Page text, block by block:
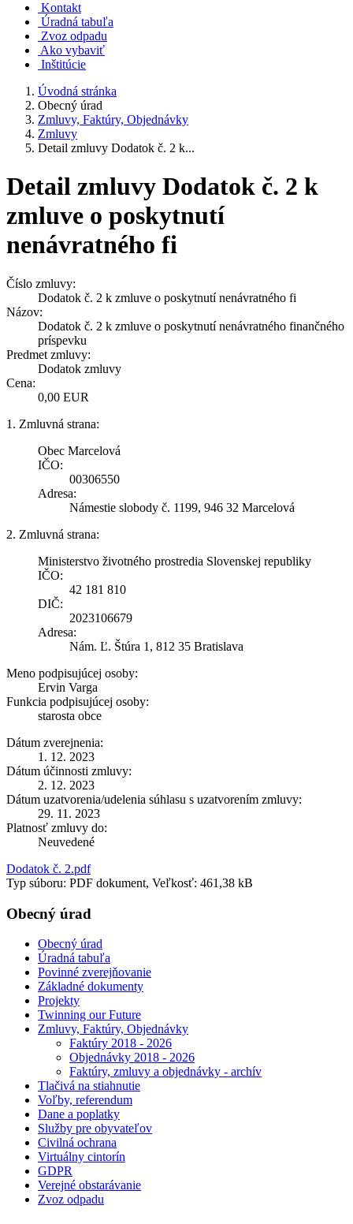
Kontakt
Úradná tabuľa
Zvoz odpadu
Ako vybaviť
Inštitúcie
Úvodná stránka
Obecný úrad
Zmluvy, Faktúry, Objednávky
Zmluvy
Detail zmluvy Dodatok č. 2 k...
Detail zmluvy Dodatok č. 2 k
zmluve o poskytnutí
nenávratného fi
Číslo zmluvy:
Dodatok č. 2 k zmluve o poskytnutí nenávratného fi
Názov:
Dodatok č. 2 k zmluve o poskytnutí nenávratného finančného
príspevku
Predmet zmluvy:
Dodatok zmluvy
Cena:
0,00 EUR
1. Zmluvná strana:
Obec Marcelová
IČO:
00306550
Adresa:
Námestie slobody č. 1199, 946 32 Marcelová
2. Zmluvná strana:
Ministerstvo životného prostredia Slovenskej republiky
IČO:
42 181 810
DIČ:
2023106679
Adresa:
Nám. Ľ. Štúra 1, 812 35 Bratislava
Meno podpisujúcej osoby:
Ervin Varga
Funkcia podpisujúcej osoby:
starosta obce
Dátum zverejnenia:
1. 12. 2023
Dátum účinnosti zmluvy:
2. 12. 2023
Dátum uzatvorenia/udelenia súhlasu s uzatvorením zmluvy:
29. 11. 2023
Platnosť zmluvy do:
Neuvedené
Dodatok č. 2.pdf
Typ súboru: PDF dokument, Veľkosť: 461,38 kB
Obecný úrad
Obecný úrad
Úradná tabuľa
Povinné zverejňovanie
Základné dokumenty
Projekty
Twinning our Future
Zmluvy, Faktúry, Objednávky
Faktúry 2018 - 2026
Objednávky 2018 - 2026
Faktúry, zmluvy a objednávky - archív
Tlačivá na stiahnutie
Voľby, referendum
Dane a poplatky
Služby pre obyvateľov
Civilná ochrana
Virtuálny cintorín
GDPR
Verejné obstarávanie
Zvoz odpadu